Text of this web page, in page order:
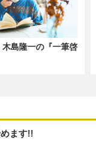
木島隆一の『一筆啓
ます!!